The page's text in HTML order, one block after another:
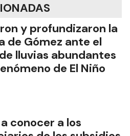
y profundizaron la
de Gómez ante el
lluvias abundantes
de El Niño
conocer a los